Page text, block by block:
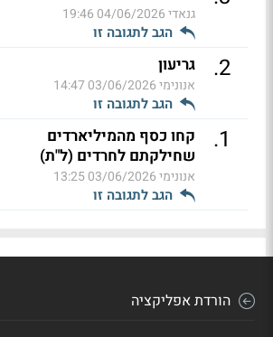
גנאדי04/06/2026 19:46
הגב לתגובה זו
2
. גריעון
אנונימי03/06/2026 14:47
הגב לתגובה זו
1
.
קחו כסף מהמיליארדים
שחילקתם לחרדים (ל"ת)
אנונימי03/06/2026 13:25
הגב לתגובה זו
הורדת אפליקציה